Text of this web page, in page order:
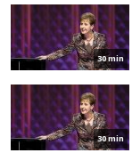
30 min
30 min